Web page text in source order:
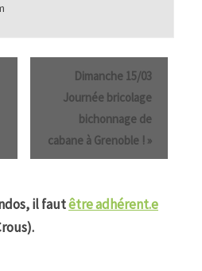
Dimanche 15/03
Journée bricolage
bichonnage de
cabane à Grenoble ! »
il fautêtre adhérent.e